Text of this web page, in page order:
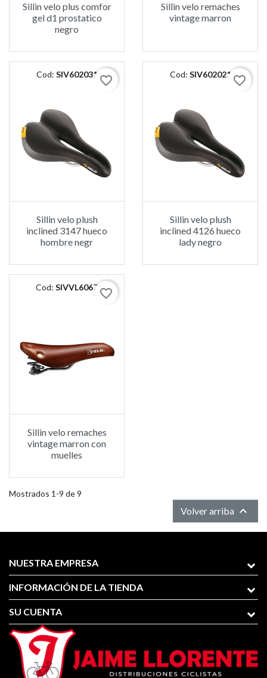
Sillin velo plus comfor
gel d1 prostatico
negro
Sillin velo remaches
vintage marron
Cod: SIV602031 favorite_border
Sillin velo plush
inclined 3147 hueco
hombre negr
Cod: SIV602021 favorite_border
Sillin velo plush
inclined 4126 hueco
lady negro
Cod: SIVVL6067 favorite_border
Sillin velo remaches
vintage marron con
muelles
Mostrados 1-9 de 9
Volver arriba 
NUESTRA EMPRESA
INFORMACIÓN DE LA TIENDA
SU CUENTA